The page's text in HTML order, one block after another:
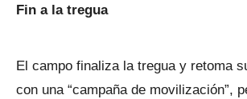
Fin a la tregua
El campo finaliza la tregua y retoma
con una “campaña de movilización”,